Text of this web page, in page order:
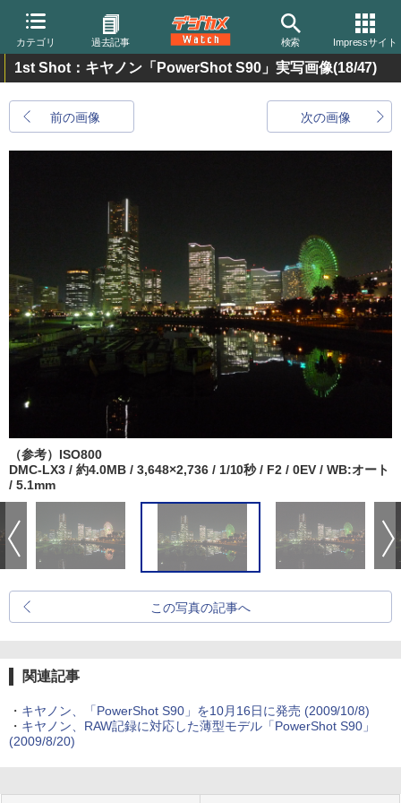
カテゴリ 過去記事 検索 Impressサイト
1st Shot：キヤノン「PowerShot S90」実写画像(18/47)
前の画像 次の画像
（参考）ISO800
DMC-LX3 / 約4.0MB / 3,648×2,736 / 1/10秒 / F2 / 0EV / WB:オート
/ 5.1mm
この写真の記事へ
関連記事
・ キヤノン、「PowerShot S90」を10月16日に発売 (2009/10/8)
・ キヤノン、RAW記録に対応した薄型モデル「PowerShot S90」
(2009/8/20)